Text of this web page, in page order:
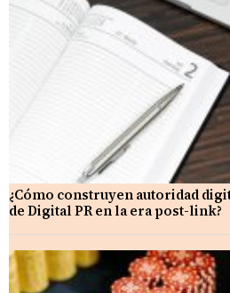
¿Cómo construyen autoridad
de Digital PR en la era post-link?